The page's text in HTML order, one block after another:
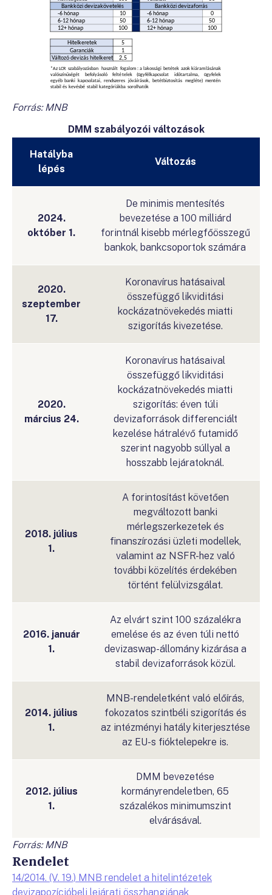
Forrás: MNB
DMM szabályozói változások
Hatályba
lépés
Változás
2024.
október 1.
De minimis mentesítés
bevezetése a 100 milliárd
forintnál kisebb mérlegfőösszegű
bankok, bankcsoportok számára
2020.
szeptember
17.
Koronavírus hatásaival
összefüggő likviditási
kockázatnövekedés miatti
szigorítás kivezetése.
2020.
március 24.
Koronavírus hatásaival
összefüggő likviditási
kockázatnövekedés miatti
szigorítás: éven túli
devizaforrások differenciált
kezelése hátralévő futamidő
szerint nagyobb súllyal a
hosszabb lejáratoknál.
2018. július
1.
A forintosítást követően
megváltozott banki
mérlegszerkezetek és
finanszírozási üzleti modellek,
valamint az NSFR-hez való
további közelítés érdekében
történt felülvizsgálat.
2016. január
1.
Az elvárt szint 100 százalékra
emelése és az éven túli nettó
devizaswap-állomány kizárása a
stabil devizaforrások közül.
2014. július
1.
MNB-rendeletként való előírás,
fokozatos szintbéli szigorítás és
az intézményi hatály kiterjesztése
az EU-s fióktelepekre is.
2012. július
1.
DMM bevezetése
kormányrendeletben, 65
százalékos minimumszint
elvárásával.
Forrás: MNB
Rendelet
14/2014. (V. 19.) MNB rendelet a hitelintézetek
devizapozícióbeli lejárati összhangjának